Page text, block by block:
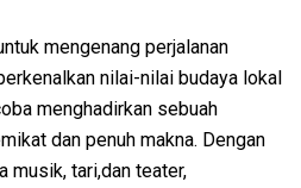
mengenang perjalanan
nilai-nilai budaya lokal
menghadirkan sebuah
dan penuh makna. Dengan
musik, tari,dan teater,